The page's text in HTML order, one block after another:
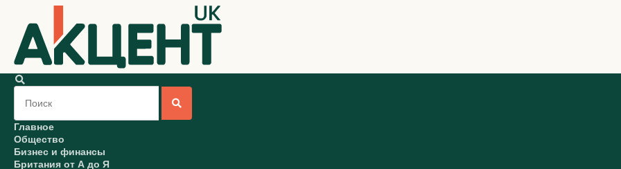
Главное
Общество
Бизнес и финансы
Британия от А до Я